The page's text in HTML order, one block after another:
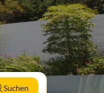
Suchen